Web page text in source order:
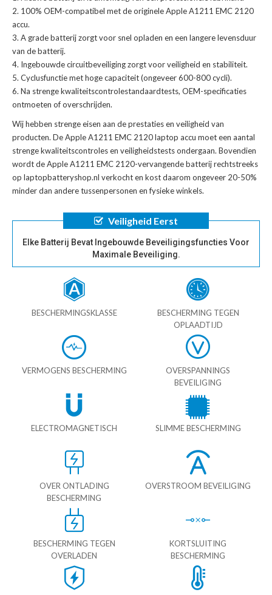
100% OEM-compatibel met deoriginele Apple A1211 EMC 2120
accu.
A grade batterij zorgt voor snel opladen en een langere levensduur
van de batterij.
Ingebouwde circuitbeveiliging zorgt voor veiligheid en stabiliteit.
Cyclusfunctie met hoge capaciteit (ongeveer 600-800 cycli).
Na strenge kwaliteitscontrolestandaardtests, OEM-specificaties
ontmoeten of overschrijden.
Wij hebben strenge eisen aan de prestaties en veiligheid van
producten. DeApple A1211 EMC 2120 laptop accu moet een aantal
strenge kwaliteitscontroles en veiligheidstests ondergaan. Bovendien
wordt deApple A1211 EMC 2120-vervangende batterijrechtstreeks
op laptopbatteryshop.nl verkocht en kost daarom ongeveer 20-50%
minder dan andere tussenpersonen en fysieke winkels.
Veiligheid Eerst
Elke Batterij Bevat Ingebouwde Beveiligingsfuncties Voor
Maximale Beveiliging.
BESCHERMINGSKLASSE
BESCHERMING TEGEN
OPLAADTIJD
VERMOGENS BESCHERMING
OVERSPANNINGS
BEVEILIGING
ELECTROMAGNETISCH SLIMME BESCHERMING
OVER ONTLADING
BESCHERMING
OVERSTROOM BEVEILIGING
BESCHERMING TEGEN
OVERLADEN
KORTSLUITING
BESCHERMING